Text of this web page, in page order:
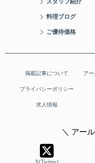
スタッフ紹介
料理ブログ
ご優待価格
掲載記事について ア
プライバシーポリシー
求人情報
＼ アー
X(Twitter)